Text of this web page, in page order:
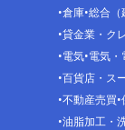
倉庫 総合（
貸金業・ク
電気 電気・
百貨店・ス
不動産売買
油脂加工・